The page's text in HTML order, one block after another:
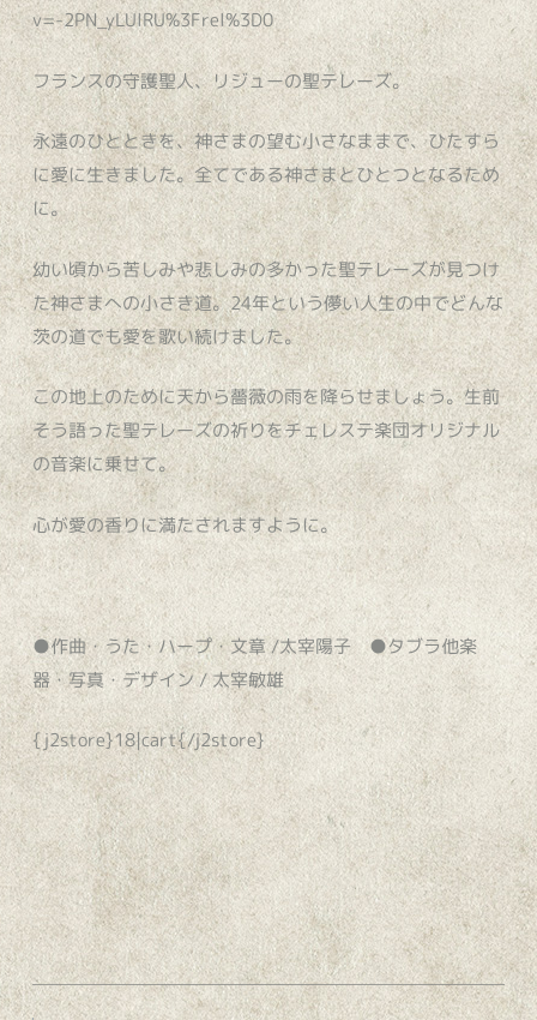
v=-2PN_yLUlRU%3Frel%3D0
フランスの守護聖人、リジューの聖テレーズ。
永遠のひとときを、神さまの望む小さなままで、ひたすら
に愛に生きました。全てである神さまとひとつとなるため
に。
幼い頃から苦しみや悲しみの多かった聖テレーズが見つけ
た神さまへの小さき道。24年という儚い人生の中でどんな
茨の道でも愛を歌い続けました。
この地上のために天から薔薇の雨を降らせましょう。生前
そう語った聖テレーズの祈りをチェレステ楽団オリジナル
の音楽に乗せて。
心が愛の香りに満たされますように。
●作曲・うた・ハープ・文章 /太宰陽子 ●タブラ他楽
器・写真・デザイン / 太宰敏雄
{j2store}18|cart{/j2store}